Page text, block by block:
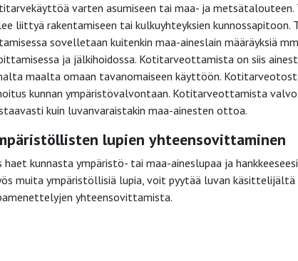
varten asumiseen tai maa- ja metsätalouteen.
liittyä rakentamiseen tai kulkuyhteyksien kunnossapitoon.
sovelletaan kuitenkin maa-aineslain määräyksiä
ja jälkihoidossa. Kotitarveottamista on siis
maalta omaan tavanomaiseen käyttöön.
kunnan ympäristövalvontaan. Kotitarveottamista
kuin luvanvaraistakin maa-ainesten ottoa.
lupien yhteensovittaminen
haet kunnasta ympäristö- tai maa-aineslupaa ja
muita ympäristöllisiä lupia, voit pyytää luvan käsittelijältä
yhteensovittamista.